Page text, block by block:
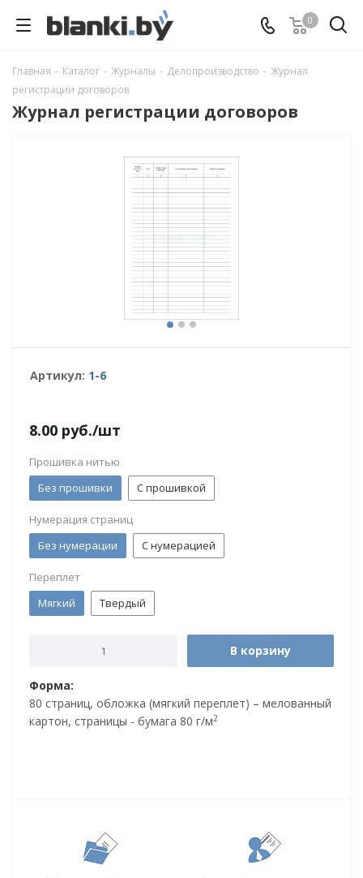
0
Главная - Каталог - Журналы - Делопроизводство - Журнал
регистрации договоров
Журнал регистрации договоров
Артикул: 1-6
8.00 руб./шт
Прошивка нитью
Без прошивки
С прошивкой
Нумерация страниц
Без нумерации
С нумерацией
Переплет
Мягкий
Твердый
В корзину
Форма:
80 страниц, обложка (мягкий переплет) – мелованный
картон, страницы - бумага 80 г/м2